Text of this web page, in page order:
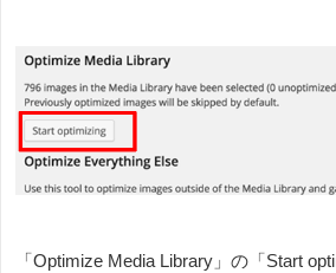
「Optimize Media Library」の「Start